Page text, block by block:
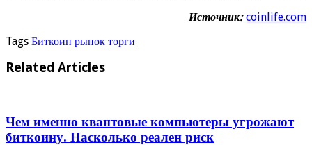
Источник: coinlife.com
Tags Биткоин рынок торги
Related Articles
Чем именно квантовые компьютеры угрожают
биткоину. Насколько реален риск